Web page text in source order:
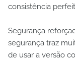
consistência
Segurança
segurança traz
de usar a versão